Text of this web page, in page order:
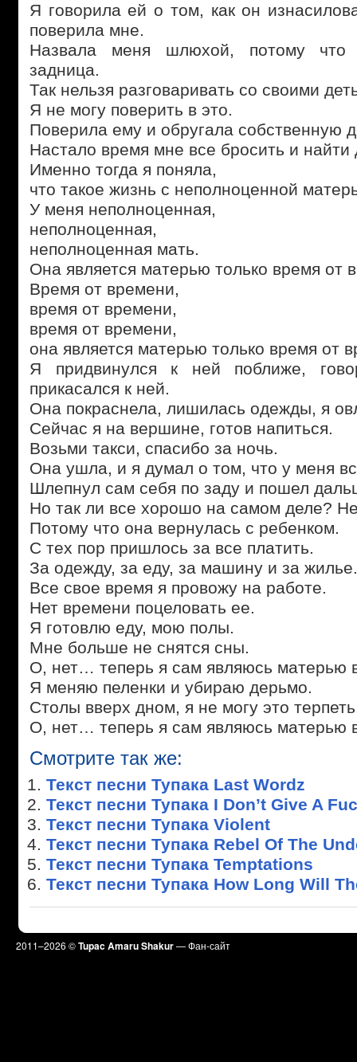
Я говорила ей о том, как он
поверила мне.
Назвала меня шлюхой, потому
задница.
Так нельзя разговаривать со своими
Я не могу поверить в это.
Поверила ему и обругала собственную
Настало время мне все бросить и найти
Именно тогда я поняла,
что такое жизнь с неполноценной
У меня неполноценная,
неполноценная,
неполноценная мать.
Она является матерью только время от
Время от времени,
время от времени,
время от времени,
она является матерью только время от
Я придвинулся к ней поближе,
прикасался к ней.
Она покраснела, лишилась одежды, я
Сейчас я на вершине, готов напиться.
Возьми такси, спасибо за ночь.
Она ушла, и я думал о том, что у меня
Шлепнул сам себя по заду и пошел
Но так ли все хорошо на самом деле?
Потому что она вернулась с ребенком.
С тех пор пришлось за все платить.
За одежду, за еду, за машину и за жилье.
Все свое время я провожу на работе.
Нет времени поцеловать ее.
Я готовлю еду, мою полы.
Мне больше не снятся сны.
О, нет… теперь я сам являюсь матерью
Я меняю пеленки и убираю дерьмо.
Столы вверх дном, я не могу это
О, нет… теперь я сам являюсь матерью
Смотрите так же:
Текст песни Тупака Last Wordz
Текст песни Тупака I Don’t Give A
Текст песни Тупака Violent
Текст песни Тупака Rebel Of The
Текст песни Тупака Temptations
Текст песни Тупака How Long Will
2011–2026 ©Tupac Amaru Shakur— Фан-сайт